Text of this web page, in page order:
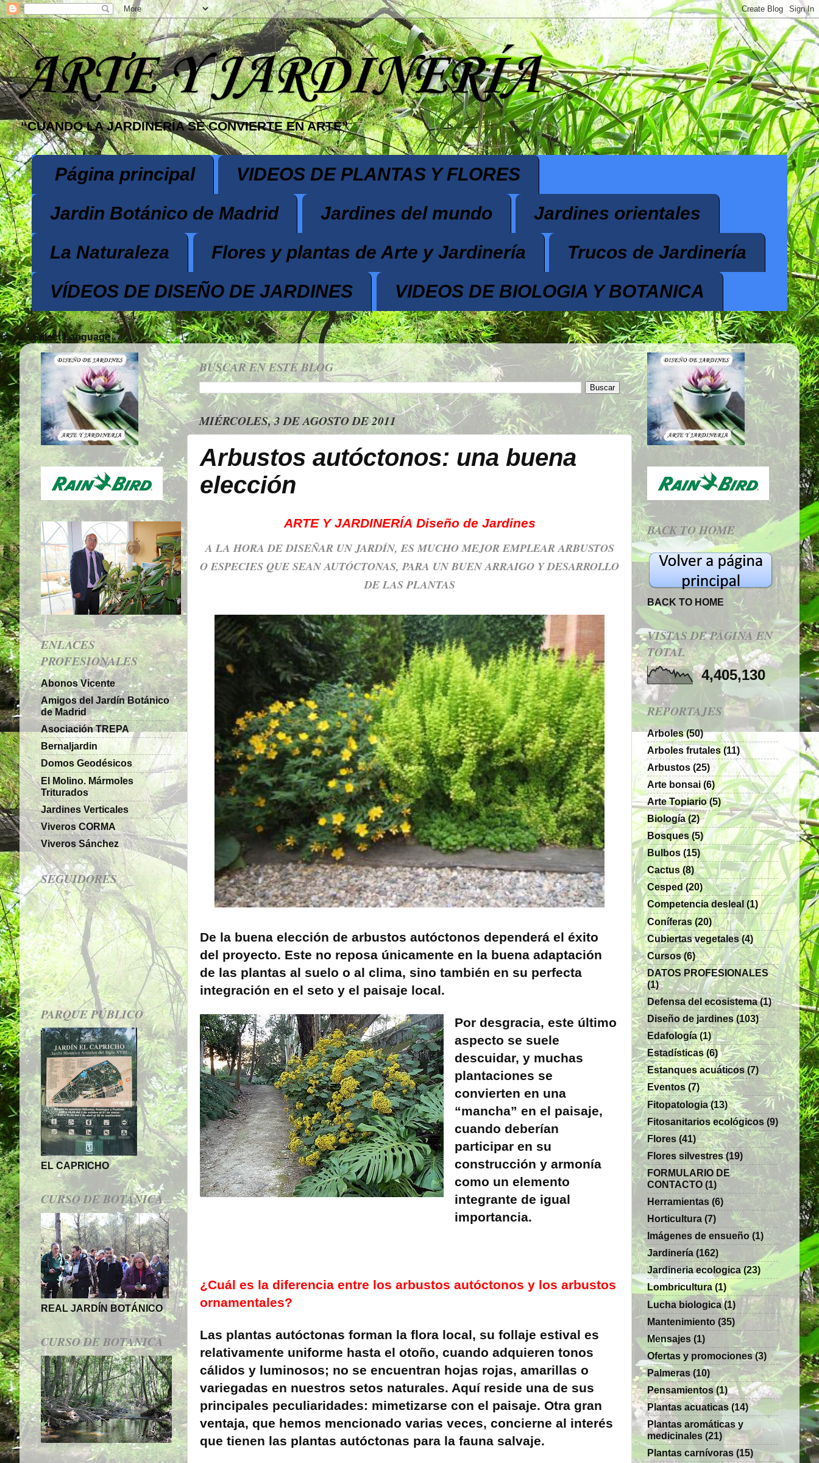
ARTE Y JARDINERÍA
“CUANDO LA JARDINERÍA SE CONVIERTE EN ARTE”
Página principal
VIDEOS DE PLANTAS Y FLORES
Jardin Botánico de Madrid
Jardines del mundo
Jardines orientales
La Naturaleza
Flores y plantas de Arte y Jardinería
Trucos de Jardinería
VÍDEOS DE DISEÑO DE JARDINES
VIDEOS DE BIOLOGIA Y BOTANICA
Select Language▼
BUSCAR EN ESTE BLOG
MIÉRCOLES, 3 DE AGOSTO DE 2011
Arbustos autóctonos: una buena
elección
ARTE Y JARDINERÍA Diseño de Jardines
A LA HORA DE DISEÑAR UN JARDÍN, ES MUCHO MEJOR EMPLEAR ARBUSTOS
O ESPECIES QUE SEAN AUTÓCTONAS, PARA UN BUEN ARRAIGO Y DESARROLLO
DE LAS PLANTAS
De la buena elección de arbustos autóctonos dependerá el éxito
del proyecto. Este no reposa únicamente en la buena adaptación
de las plantas al suelo o al clima, sino también en su perfecta
integración en el seto y el paisaje local.
Por desgracia, este último
aspecto se suele
descuidar, y muchas
plantaciones se
convierten en una
“mancha” en el paisaje,
cuando deberían
participar en su
construcción y armonía
como un elemento
integrante de igual
importancia.
¿Cuál es la diferencia entre los arbustos autóctonos y los arbustos
ornamentales?
Las plantas autóctonas forman la flora local, su follaje estival es
relativamente uniforme hasta el otoño, cuando adquieren tonos
cálidos y luminosos; no se encuentran hojas rojas, amarillas o
variegadas en nuestros setos naturales. Aquí reside una de sus
principales peculiaridades: mimetizarse con el paisaje. Otra gran
ventaja, que hemos mencionado varias veces, concierne al interés
que tienen las plantas autóctonas para la fauna salvaje.
ENLACES
PROFESIONALES
Abonos Vicente
Amigos del Jardín Botánico
de Madrid
Asociación TREPA
Bernaljardin
Domos Geodésicos
El Molino. Mármoles
Triturados
Jardines Verticales
Viveros CORMA
Viveros Sánchez
SEGUIDORES
PARQUE PÚBLICO
EL CAPRICHO
CURSO DE BOTÁNICA
REAL JARDÍN BOTÁNICO
CURSO DE BOTÁNICA
BACK TO HOME
BACK TO HOME
VISTAS DE PÁGINA EN
TOTAL
4,405,130
REPORTAJES
Arboles (50)
Arboles frutales (11)
Arbustos (25)
Arte bonsai (6)
Arte Topiario (5)
Biología (2)
Bosques (5)
Bulbos (15)
Cactus (8)
Cesped (20)
Competencia desleal (1)
Coníferas (20)
Cubiertas vegetales (4)
Cursos (6)
DATOS PROFESIONALES
(1)
Defensa del ecosistema (1)
Diseño de jardines (103)
Edafología (1)
Estadísticas (6)
Estanques acuáticos (7)
Eventos (7)
Fitopatologia (13)
Fitosanitarios ecológicos (9)
Flores (41)
Flores silvestres (19)
FORMULARIO DE
CONTACTO (1)
Herramientas (6)
Horticultura (7)
Imágenes de ensueño (1)
Jardinería (162)
Jardineria ecologica (23)
Lombricultura (1)
Lucha biologica (1)
Mantenimiento (35)
Mensajes (1)
Ofertas y promociones (3)
Palmeras (10)
Pensamientos (1)
Plantas acuaticas (14)
Plantas aromáticas y
medicinales (21)
Plantas carnívoras (15)